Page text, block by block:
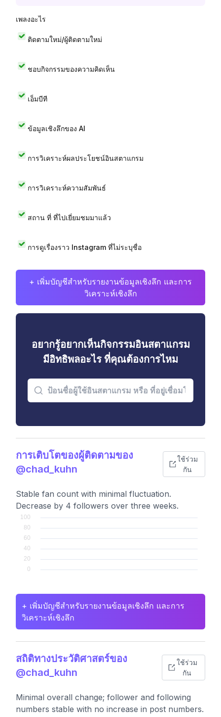
เพลงอะไร
ติดตามใหม่/ผู้ติดตามใหม่
ชอบกิจกรรมของความคิดเห็น
เอ็มบีที
ข้อมูลเชิงลึกของ AI
การวิเคราะห์ผลประโยชน์อินสตาแกรม
การวิเคราะห์ความสัมพันธ์
สถาน ที่ ที่ไปเยี่ยมชมมาแล้ว
การดูเรื่องราว Instagram ที่ไม่ระบุชื่อ
+ เพิ่มบัญชีสำหรับรายงานข้อมูลเชิงลึก และการ
วิเคราะห์เชิงลึก
อยากรู้อยากเห็นกิจกรรมอินสตาแกรม
มีอิทธิพลอะไร ที่คุณต้องการไหม
การเติบโตของผู้ติดตามของ
@chad_kuhn
ใช้ร่วม
กัน
Stable fan count with minimal fluctuation.
Decrease by 4 followers over three weeks.
+ เพิ่มบัญชีสำหรับรายงานข้อมูลเชิงลึก และการ
วิเคราะห์เชิงลึก
สถิติทางประวัติศาสตร์ของ
@chad_kuhn
ใช้ร่วม
กัน
Minimal overall change; follower and following
numbers stable with no increase in post numbers.